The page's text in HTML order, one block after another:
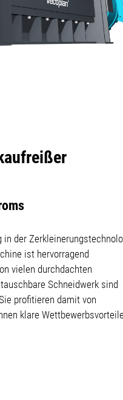
in der
ist hervorragend
vielen durchdachten
Schneidwerk sind
profitieren damit von
klare Wettbewerbsvorteile